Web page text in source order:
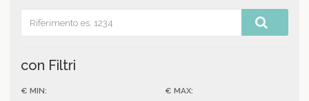
con Filtri
€ MIN: € MAX: